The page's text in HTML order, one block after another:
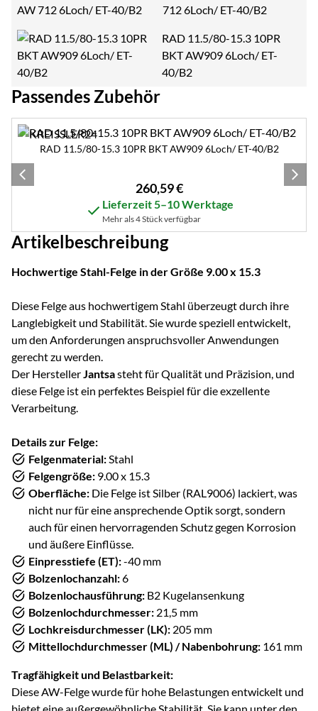
712 6Loch/ ET-40/B2
RAD 11.5/80-15.3 10PR
BKT AW909 6Loch/ ET-
40/B2
Passendes Zubehör
Zubehör überspringen
RAD 11.5/80-15.3 10PR BKT AW909 6Loch/ ET-40/B2
260,59€
Lieferzeit 5–10 Werktage
Mehr als 4 Stück verfügbar
Artikelbeschreibung
Hochwertige Stahl-Felge in der Größe 9.00 x 15.3
Diese Felge aus hochwertigem Stahl überzeugt durch ihre
Langlebigkeit und Stabilität. Sie wurde speziell entwickelt,
um den Anforderungen anspruchsvoller Anwendungen
gerecht zu werden.
Der Hersteller Jantsasteht für Qualität und Präzision, und
diese Felge ist ein perfektes Beispiel für die exzellente
Verarbeitung.
Details zur Felge:
Felgenmaterial: Stahl
Felgengröße: 9.00 x 15.3
Oberfläche: Die Felge ist Silber (RAL9006) lackiert, was
nicht nur für eine ansprechende Optik sorgt, sondern
auch für einen hervorragenden Schutz gegen Korrosion
und äußere Einflüsse.
Einpresstiefe (ET):-40 mm
Bolzenlochanzahl:6
Bolzenlochausführung: B2 Kugelansenkung
Bolzenlochdurchmesser: 21,5 mm
Lochkreisdurchmesser (LK): 205 mm
Mittellochdurchmesser (ML) / Nabenbohrung: 161 mm
Tragfähigkeit und Belastbarkeit:
Diese AW-Felge wurde für hohe Belastungen entwickelt und
bietet eine außergewöhnliche Stabilität. Sie kann unter den